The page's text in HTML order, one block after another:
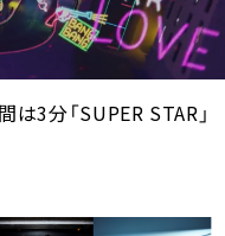
は3分「SUPER STAR」